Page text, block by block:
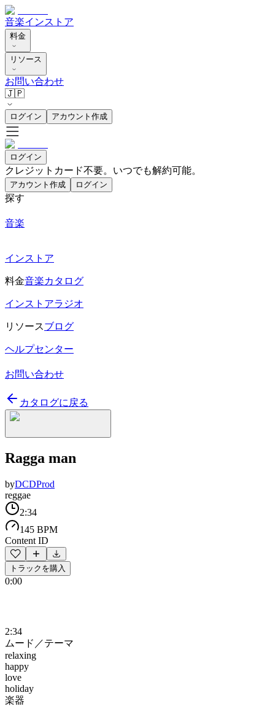
音楽インストア
料金
リソース
お問い合わせ
🇯🇵
ログイン アカウント作成
ログイン
クレジットカード不要。いつでも解約可能。
アカウント作成 ログイン
探す
音楽
インストア
料金音楽カタログ
インストアラジオ
リソースブログ
ヘルプセンター
お問い合わせ
カタログに戻る
Ragga man
byDCDProd
reggae
2:34
145 BPM
Content ID
トラックを購入
0:00
2:34
ムード／テーマ
relaxing
happy
love
holiday
楽器